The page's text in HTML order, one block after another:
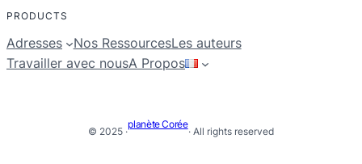
PRODUCTS
Adresses Nos RessourcesLes auteurs
Travailler avec nousA Propos
© 2025 ·
planète Corée
· All rights reserved